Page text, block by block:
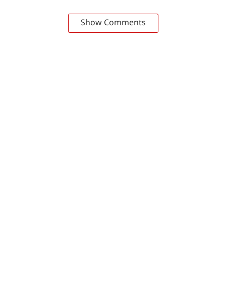
Show Comments